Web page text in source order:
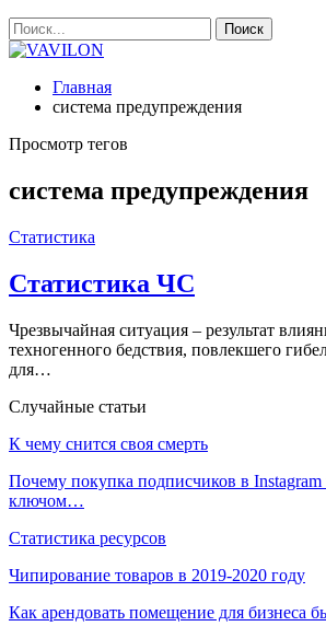
Главная
система предупреждения
Просмотр тегов
система предупреждения
Статистика
Статистика ЧС
Чрезвычайная ситуация – результат
техногенного бедствия, повлекшего
для…
Случайные статьи
К чему снится своя смерть
Почему покупка подписчиков в
ключом…
Статистика ресурсов
Чипирование товаров в 2019-2020 году
Как арендовать помещение для бизнеса